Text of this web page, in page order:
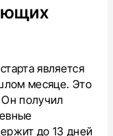
является
месяце. Это
получил
до 13 дней